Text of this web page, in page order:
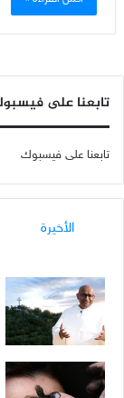
تابعنا على
تابعنا على فيسبوك
الأخيرة